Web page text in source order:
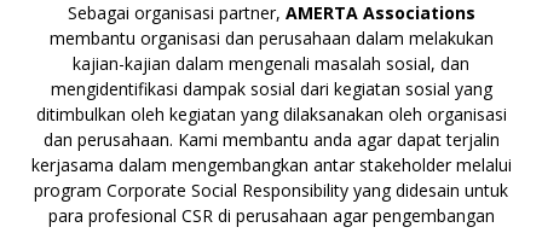
Sebagai organisasi partner, AMERTA Associations
membantu organisasi dan perusahaan dalam melakukan
kajian-kajian dalam mengenali masalah sosial, dan
mengidentifikasi dampak sosial dari kegiatan sosial yang
ditimbulkan oleh kegiatan yang dilaksanakan oleh organisasi
dan perusahaan. Kami membantu anda agar dapat terjalin
kerjasama dalam mengembangkan antar stakeholder melalui
program Corporate Social Responsibility yang didesain untuk
para profesional CSR di perusahaan agar pengembangan